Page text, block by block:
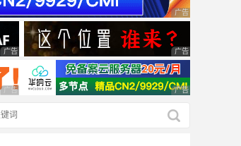
广告 商业广告，理
广告 商业广告，理性选择 广告 商业广告，理
广告 商业广告，理性选择 广告 商业广告，理